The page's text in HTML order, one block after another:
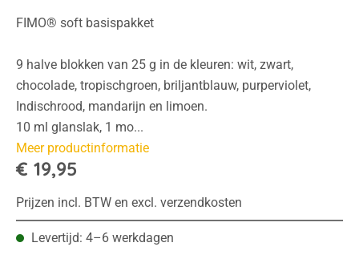
FIMO® soft basispakket
9 halve blokken van 25 g in de kleuren: wit, zwart,
chocolade, tropischgroen, briljantblauw, purperviolet,
Indischrood, mandarijn en limoen.
10 ml glanslak, 1 mo...
Meer productinformatie
€ 19,95
Prijzen incl. BTW en excl. verzendkosten
Levertijd: 4–6 werkdagen